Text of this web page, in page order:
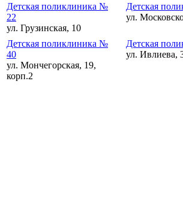
Детская поликлиника №
22
ул. Грузинская, 10
Детская
ул.
Детская поликлиника №
40
ул. Мончегорская, 19,
корп.2
Детская
ул. Ивлиева,